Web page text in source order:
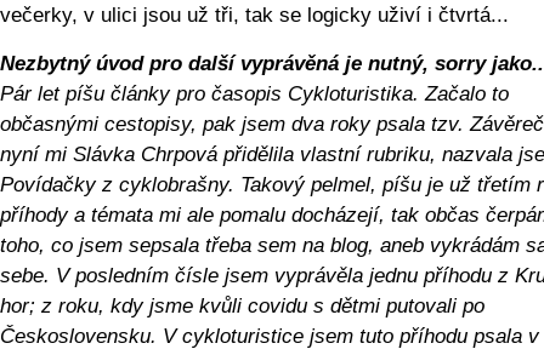
večerky, v ulici jsou už tři, tak se logicky uživí i čtvrtá...
Nezbytný úvod pro další vyprávěná je nutný, sorry
Pár let píšu články pro časopis Cykloturistika. Začalo to
občasnými cestopisy, pak jsem dva roky psala tzv.
nyní mi Slávka Chrpová přidělila vlastní rubriku, nazvala
Povídačky z cyklobrašny. Takový pelmel, píšu je už třetím
příhody a témata mi ale pomalu docházejí, tak občas
toho, co jsem sepsala třeba sem na blog, aneb vykrádám
sebe. V posledním čísle jsem vyprávěla jednu příhodu z
hor; z roku, kdy jsme kvůli covidu s dětmi putovali po
Československu. V cykloturistice jsem tuto příhodu psala v